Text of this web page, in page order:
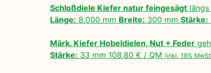
Schloßdiele Kiefer natur feingesägt
Länge: 8.000 mm Breite: 300 mm Stärke:
Märk. Kiefer Hobeldielen, Nut + Feder
Stärke: 33 mm 108,80 € / QM (inkl. 19%